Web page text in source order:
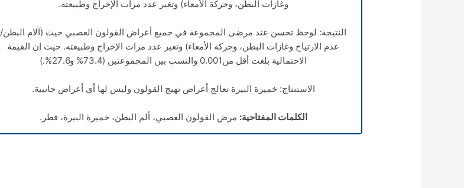
وغازات البطن، وحركة الأمعاء) وتغير عدد مرات الإخراج وطبيعته.
النتيجة: لوحظ تحسن عند مرضى المجموعة في جميع أعراض القولون العصبي حيث (آلام البطن/
عدم الارتياح وغازات البطن، وحركة الأمعاء) وتغير عدد مرات الإخراج وطبيعته. حيث إن القيمة
الاحتمالية بلغت أقل من0.001 والنسب بين المجموعتين (73.4% و27.6%.)
الاستنتاج: خميرة البيرة تعالج أعراض تهيج القولون وليس لها أي أعراض جانبية.
الكلمات المفتاحية: مرض القولون العصبي، ألم البطن، خميرة البيرة، فطر.